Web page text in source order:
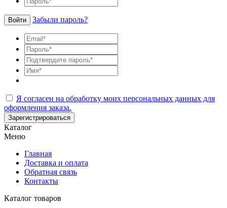
Войти Забыли пароль?
Я согласен на обработку моих персональных данных для
оформления заказа.
Зарегистрироваться
Каталог
Меню
Главная
Доставка и оплата
Обратная связь
Контакты
Каталог товаров